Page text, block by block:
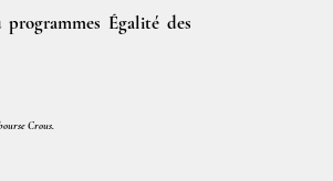
Égalité des
Crous.